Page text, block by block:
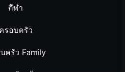
กีฬา
ครอบครัว
ครัว Family